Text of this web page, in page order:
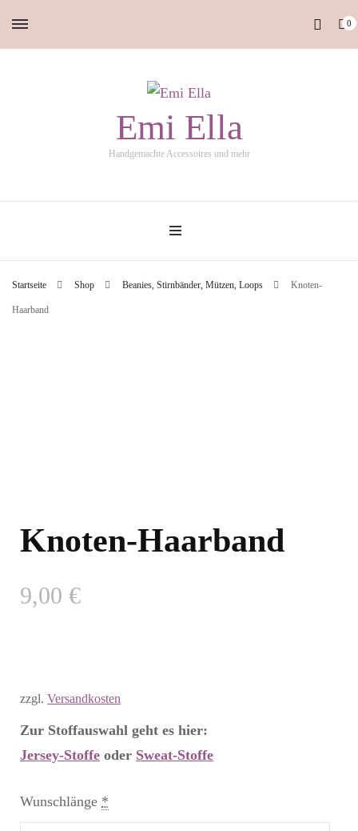
0
Emi Ella
Handgemachte Accessoires und mehr
Startseite Shop Beanies, Stirnbänder, Mützen, Loops Knoten-
Haarband
Knoten-Haarband
9,00 €
zzgl. Versandkosten
Zur Stoffauswahl geht es hier:
Jersey-Stoffe oder Sweat-Stoffe
Wunschlänge *